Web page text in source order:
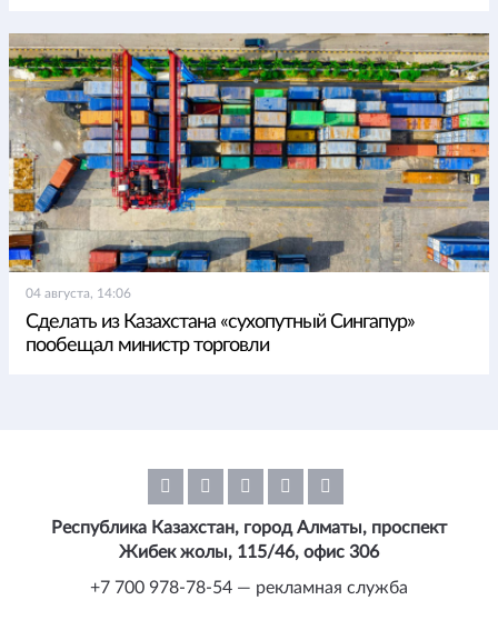
04 августа, 14:06
Сделать из Казахстана «сухопутный Сингапур»
пообещал министр торговли
Республика Казахстан, город Алматы, проспект
Жибек жолы, 115/46, офис 306
+7 700 978-78-54 — рекламная служба